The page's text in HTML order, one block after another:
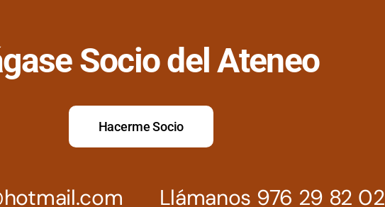
Socio del Ateneo
Hacerme Socio
Llámanos 976 29 82 02